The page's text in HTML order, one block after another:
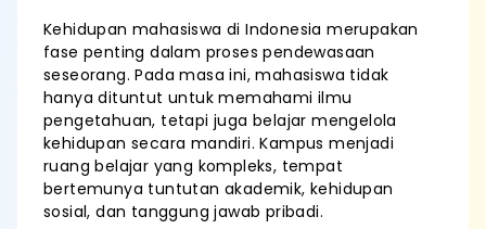
Kehidupan mahasiswa di Indonesia merupakan
fase penting dalam proses pendewasaan
seseorang. Pada masa ini, mahasiswa tidak
hanya dituntut untuk memahami ilmu
pengetahuan, tetapi juga belajar mengelola
kehidupan secara mandiri. Kampus menjadi
ruang belajar yang kompleks, tempat
bertemunya tuntutan akademik, kehidupan
sosial, dan tanggung jawab pribadi.